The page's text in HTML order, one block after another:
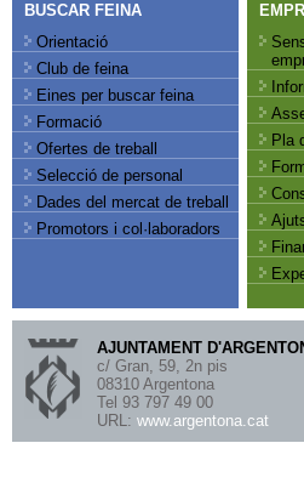
BUSCAR FEINA
Orientació
Club de feina
Eines per buscar feina
Formació
Ofertes de treball
Selecció de personal
Dades del mercat de treball
Promotors i col·laboradors
Pla
AJUNTAMENT
c/ Gran, 59, 2n pis
08310 Argentona
Tel 93 797 49 00
URL: www.argentona.cat